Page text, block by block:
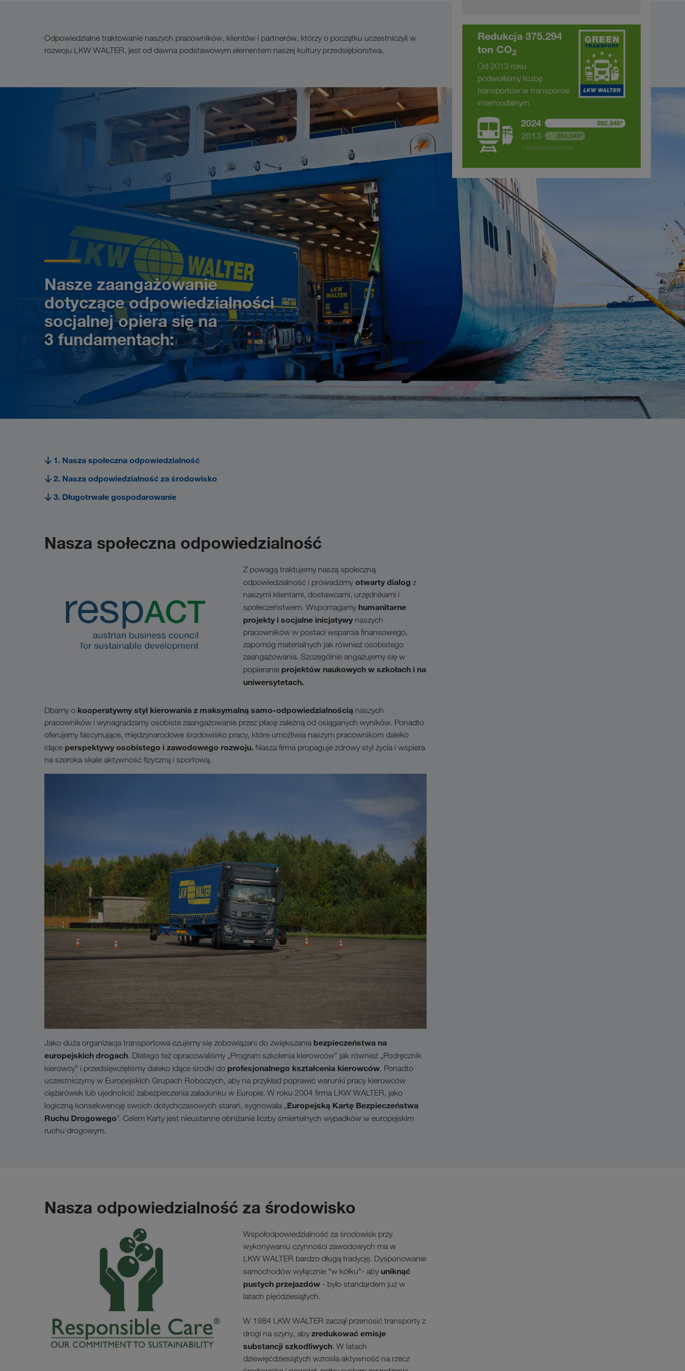
Odpowiedzialne traktowanie naszych pracowników, klientów i partnerów, którzy o początku uczestniczyli w
rozwoju LKW WALTER, jest od dawna podstawowym elementem naszej kultury przedsiębiorstwa.
Nasze zaangażowanie
dotyczące odpowiedzialności
socjalnej opiera się na
3 fundamentach:
1. Nasza społeczna odpowiedzialność
2. Nasza odpowiedzialność za środowisko
3. Długotrwałe gospodarowanie
Nasza społeczna odpowiedzialność
Z powagą traktujemy naszą społeczną
odpowiedzialność i prowadzimy otwarty dialog z
naszymi klientami, dostawcami, urzędnikami i
społeczeństwem. Wspomagamy humanitarne
projekty i socjalne inicjatywy naszych
pracowników w postaci wsparcia finansowego,
zapomóg materialnych jak również osobistego
zaangażowania. Szczególnie angażujemy się w
popieranie projektów naukowych w szkołach i na
uniwersytetach.
Dbamy o kooperatywny styl kierowania z maksymalną samo-odpowiedzialnością naszych
pracowników i wynagradzamy osobiste zaangażowanie przez płacę zależną od osiąganych wyników. Ponadto
oferujemy fascynujące, międzynarodowe środowisko pracy, które umożliwia naszym pracownikom daleko
idące perspektywy osobistego i zawodowego rozwoju. Nasza firma propaguje zdrowy styl życia i wspiera
na szeroka skale aktywność fizyczną i sportową.
Jako duża organizacja transportowa czujemy się zobowiązani do zwiększania bezpieczeństwa na
europejskich drogach. Dlatego też opracowaliśmy „Program szkolenia kierowców” jak również „Podręcznik
kierowcy” i przedsięwzięliśmy daleko idące środki do profesjonalnego kształcenia kierowców. Ponadto
uczestniczymy w Europejskich Grupach Roboczych, aby na przykład poprawić warunki pracy kierowców
ciężarówek lub ujednolicić zabezpieczenia załadunku w Europie. W roku 2004 firma LKW WALTER, jako
logiczną konsekwencję swoich dotychczasowych starań, sygnowała „Europejską Kartę Bezpieczeństwa
Ruchu Drogowego”. Celem Karty jest nieustanne obniżanie liczby śmiertelnych wypadkòw w europejskim
ruchu drogowym.
Nasza odpowiedzialność za środowisko
Współodpowiedzialność za środowisk przy
wykonywaniu czynności zawodowych ma w
LKW WALTER bardzo długą tradycję. Dysponowanie
samochodów wyłącznie "w kółku"- aby uniknąć
pustych przejazdów - było standardem juz w
latach pięćdziesiątych.
W 1984 LKW WALTER zaczął przenosić transporty z
drogi na szyny, aby zredukować emisje
substancji szkodliwych. W latach
dziewięćdziesiątych wzrosła aktywność na rzecz
Redukcja 375.294
ton CO2
Od 2013 roku
podwoiliśmy liczbę
transportów w transporcie
intermodalnym.
2024 592.848*
2013
254,045*
*Liczba transportów